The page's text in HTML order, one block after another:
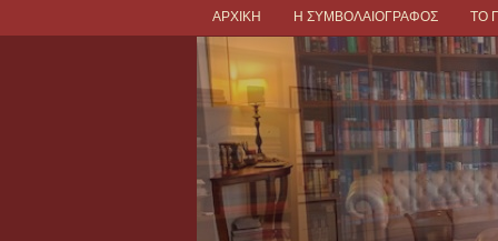
ΑΡΧΙΚΗ Η ΣΥΜΒΟΛΑΙΟΓΡΑΦΟΣ TO